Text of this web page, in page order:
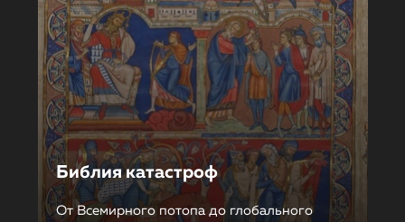
Библия катастроф
От Всемирного потопа до глобального